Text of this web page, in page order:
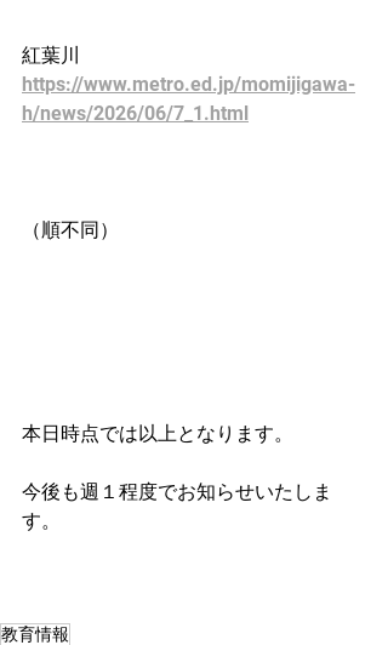
紅葉川
https://www.metro.ed.jp/momijigawa-
h/news/2026/06/7_1.html
（順不同）
本日時点では以上となります。
今後も週１程度でお知らせいたしま
す。
教育情報